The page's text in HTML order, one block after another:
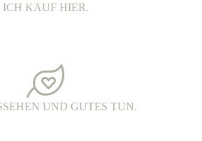
ICH KAUF HIER.
UND GUTES TUN.